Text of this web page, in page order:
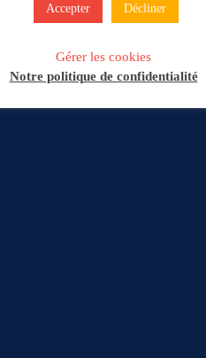
Accepter Décliner
Gérer les cookies
Notre politique de confidentialité